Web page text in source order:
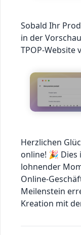
Sobald Ihr
in der
TPOP-Website
Herzlichen
online! 🎉
lohnender
Online-
Meilenstein
Kreation mit